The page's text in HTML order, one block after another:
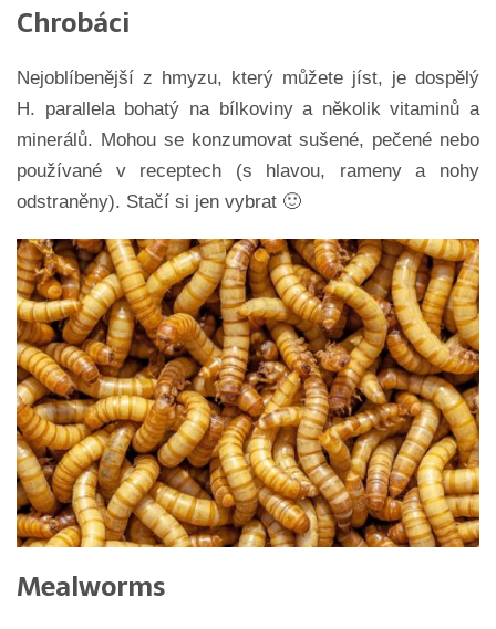
Chrobáci
Nejoblíbenější z hmyzu, který můžete jíst, je dospělý
H. parallela bohatý na bílkoviny a několik vitaminů a
minerálů. Mohou se konzumovat sušené, pečené nebo
používané v receptech (s hlavou, rameny a nohy
odstraněny). Stačí si jen vybrat 🙂
Mealworms